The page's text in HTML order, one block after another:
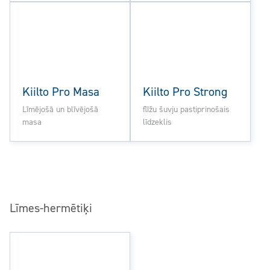
Kiilto Pro Masa
Līmējošā un blīvējošā
masa
Kiilto Pro Strong
flīžu šuvju pastiprinošais
līdzeklis
Līmes-hermētiķi